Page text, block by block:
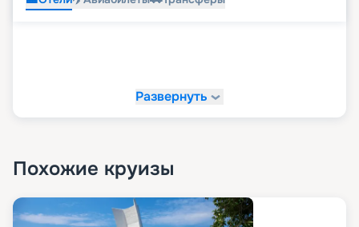
Развернуть
Похожие круизы